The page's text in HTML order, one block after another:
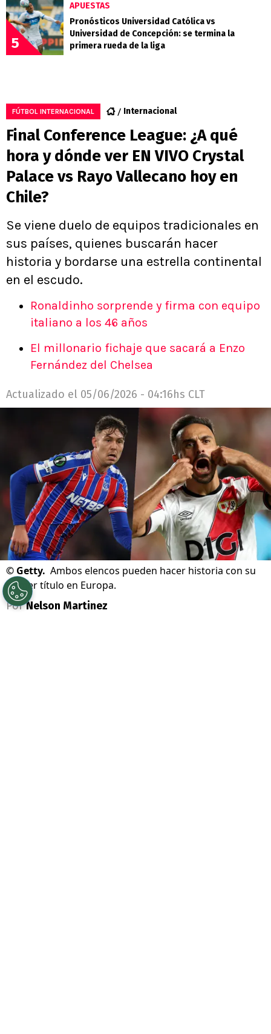
5
APUESTAS
Pronósticos Universidad Católica vs
Universidad de Concepción: se termina la
primera rueda de la liga
FÚTBOL INTERNACIONAL Internacional
Final Conference League: ¿A qué
hora y dónde ver EN VIVO Crystal
Palace vs Rayo Vallecano hoy en
Chile?
Se viene duelo de equipos tradicionales en
sus países, quienes buscarán hacer
historia y bordarse una estrella continental
en el escudo.
Ronaldinho sorprende y firma con equipo
italiano a los 46 años
El millonario fichaje que sacará a Enzo
Fernández del Chelsea
Actualizado el 05/06/2026 - 04:16hs CLT
© Getty. Ambos elencos pueden hacer historia con su
primer título en Europa.
Por Nelson Martinez